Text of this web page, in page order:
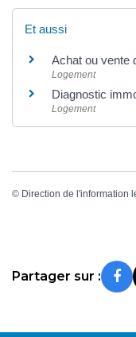
Et aussi
Achat ou vente
Logement
Diagnostic
Logement
© Direction de l'information
Partager sur :